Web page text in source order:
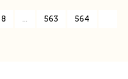
8 ... 563 564